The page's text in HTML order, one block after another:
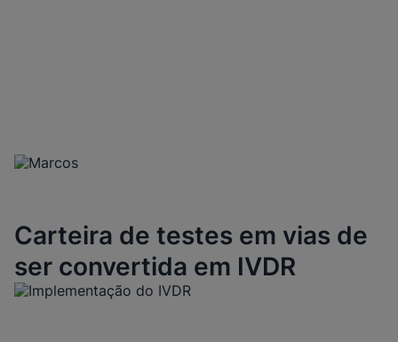
Carteira de testes em vias de
ser convertida em IVDR